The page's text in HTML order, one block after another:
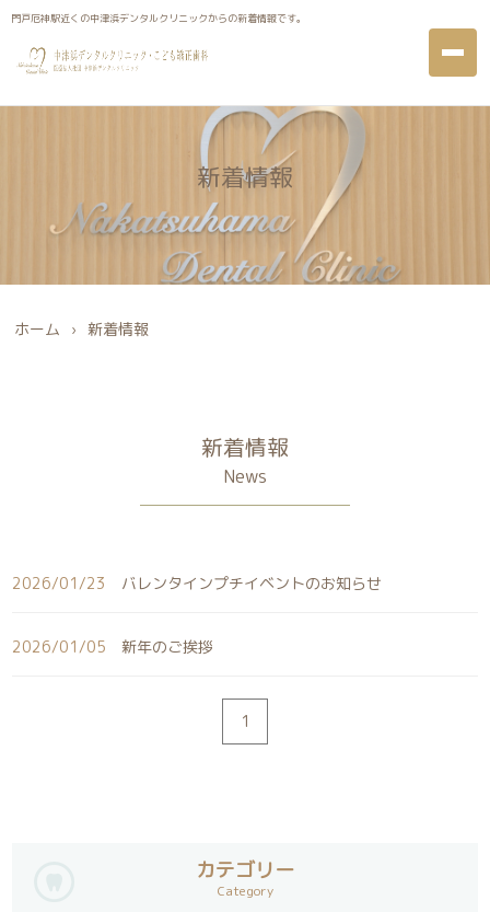
門戸厄神駅近くの中津浜デンタルクリニックからの新着情報です。
門戸厄神駅近くの中津浜デンタルクリニックからの新着情報です。
新着情報
ホーム › 新着情報
新着情報
News
2026/01/23 バレンタインプチイベントのお知らせ
2026/01/05 新年のご挨拶
1
カテゴリー
Category